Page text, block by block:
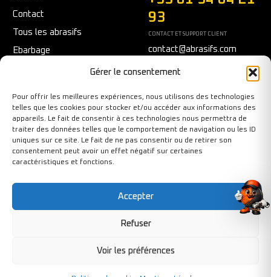
Gérer le consentement
Pour offrir les meilleures expériences, nous utilisons des technologies
telles que les cookies pour stocker et/ou accéder aux informations des
appareils. Le fait de consentir à ces technologies nous permettra de
traiter des données telles que le comportement de navigation ou les ID
uniques sur ce site. Le fait de ne pas consentir ou de retirer son
consentement peut avoir un effet négatif sur certaines
caractéristiques et fonctions.
Accepter
Refuser
Voir les préférences
Contact
Tous les abrasifs
Ebarbage
Nettoyage
Outils diamantés
Ponçage
Sécurité au travail
93
CONTACT ET SUPPORT CLIENT
contact@abrasifs.com
Du Lundi au Vendredi
Copyright©BY-PIXCL 2026. Tous droits réservés.